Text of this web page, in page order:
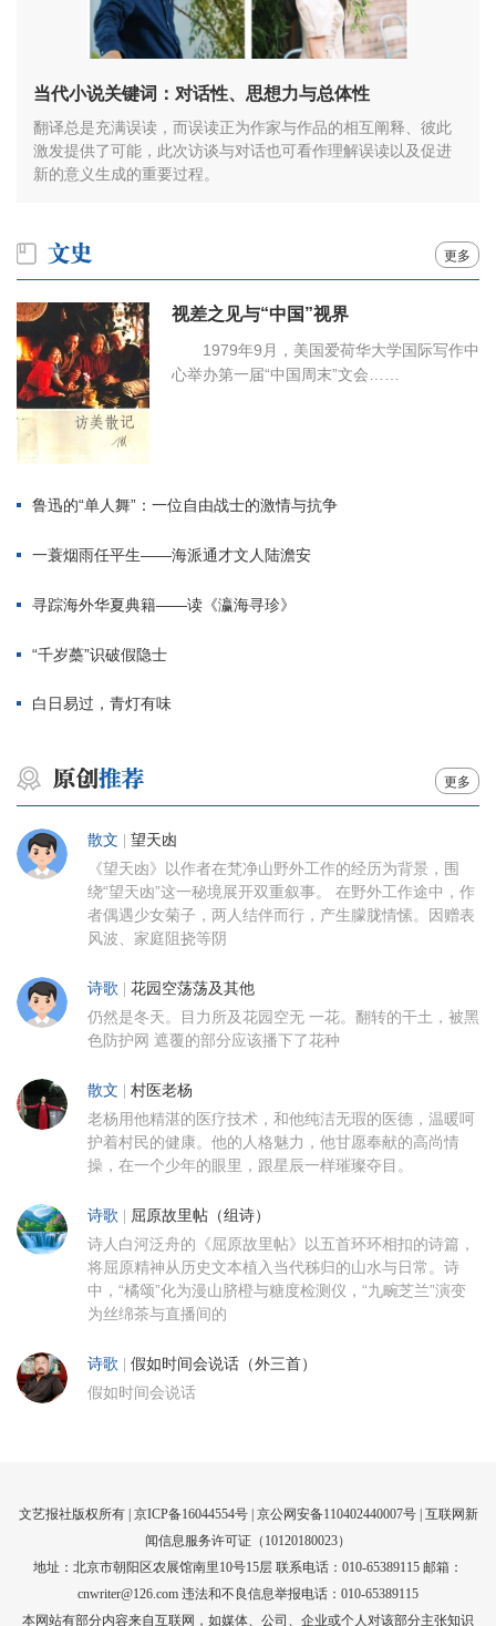
当代小说关键词：对话性、思想力与总体性
翻译总是充满误读，而误读正为作家与作品的相互阐释、彼此
激发提供了可能，此次访谈与对话也可看作理解误读以及促进
新的意义生成的重要过程。
更多
视差之见与“中国”视界
1979年9月，美国爱荷华大学国际写作中
心举办第一届“中国周末”文会……
鲁迅的“单人舞”：一位自由战士的激情与抗争
一蓑烟雨任平生——海派通才文人陆澹安
寻踪海外华夏典籍——读《瀛海寻珍》
“千岁蘽”识破假隐士
白日易过，青灯有味
更多
散文 | 望天凼
《望天凼》以作者在梵净山野外工作的经历为背景，围
绕“望天凼”这一秘境展开双重叙事。 在野外工作途中，作
者偶遇少女菊子，两人结伴而行，产生朦胧情愫。因赠表
风波、家庭阻挠等阴
诗歌 | 花园空荡荡及其他
仍然是冬天。目力所及花园空无 一花。翻转的干土，被黑
色防护网 遮覆的部分应该播下了花种
散文 | 村医老杨
老杨用他精湛的医疗技术，和他纯洁无瑕的医德，温暖呵
护着村民的健康。他的人格魅力，他甘愿奉献的高尚情
操，在一个少年的眼里，跟星辰一样璀璨夺目。
诗歌 | 屈原故里帖（组诗）
诗人白河泛舟的《屈原故里帖》以五首环环相扣的诗篇，
将屈原精神从历史文本植入当代秭归的山水与日常。诗
中，“橘颂”化为漫山脐橙与糖度检测仪，“九畹芝兰”演变
为丝绵茶与直播间的
诗歌 | 假如时间会说话（外三首）
假如时间会说话
文艺报社版权所有 | 京ICP备16044554号| 京公网安备110402440007号 | 互联网新
闻信息服务许可证（10120180023）
地址：北京市朝阳区农展馆南里10号15层 联系电话：010-65389115 邮箱：
cnwriter@126.com 违法和不良信息举报电话：010-65389115
本网站有部分内容来自互联网，如媒体、公司、企业或个人对该部分主张知识